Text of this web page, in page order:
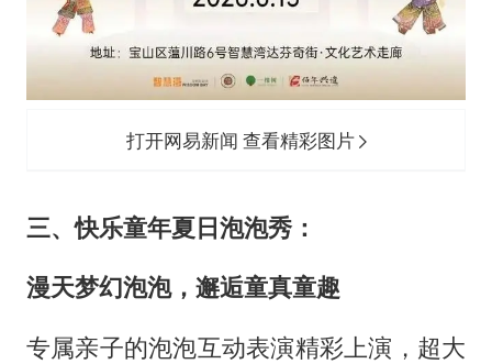
打开网易新闻 查看精彩图片
三、快乐童年夏日泡泡秀：
漫天梦幻泡泡，邂逅童真童趣
专属亲子的泡泡互动表演精彩上演，超大